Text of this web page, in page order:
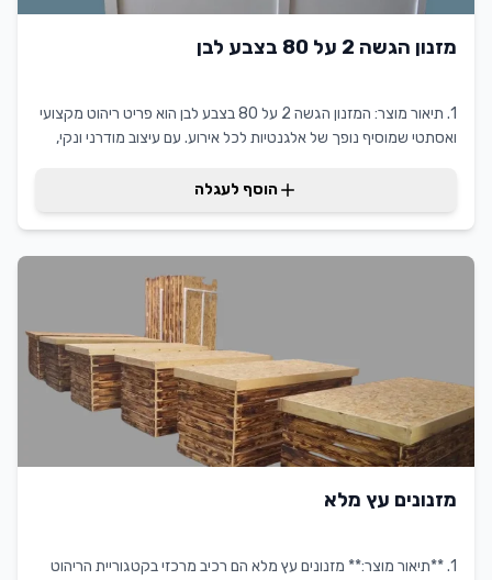
מזנון הגשה 2 על 80 בצבע לבן
1. תיאור מוצר: המזנון הגשה 2 על 80 בצבע לבן הוא פריט ריהוט מקצועי
ואסתטי שמוסיף נופך של אלגנטיות לכל אירוע. עם עיצוב מודרני ונקי,
ומסיבות פרטיות. הודות לגודלו המרווח, הוא מאפשר סידור והצגה של
ריהוט, המזנון הגשה 2 על 80 בצבע לבן מציע פתרון פונקציונלי ויוקרתי
להפקות מקצועיות.
הוסף לעגלה
מזנונים עץ מלא
1. **תיאור מוצר:** מזנונים עץ מלא הם רכיב מרכזי בקטגוריית הריהוט